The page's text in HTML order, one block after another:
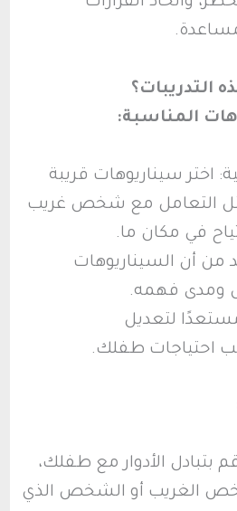
التدريبات؟
اختر سيناريوهات قريبة
التعامل مع شخص غريب
في مكان ما.
من أن السيناريوهات
ومدى فهمه.
لتعديل
احتياجات طفلك.
بتبادل الأدوار مع طفلك،
الغريب أو الشخص الذي